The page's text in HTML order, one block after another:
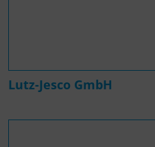
Lutz-Jesco GmbH